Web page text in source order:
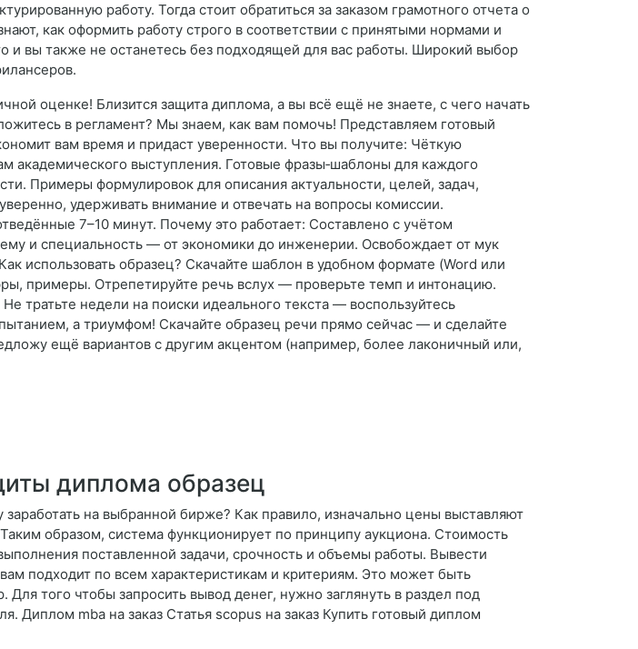
работу. Тогда стоит обратиться за заказом грамотного отчета о
как оформить работу строго в соответствии с принятыми нормами и
и вы также не останетесь без подходящей для вас работы. Широкий выбор
оценке! Близится защита диплома, а вы всё ещё не знаете, с чего начать
в регламент? Мы знаем, как вам помочь! Представляем готовый
вам время и придаст уверенности. Что вы получите: Чёткую
академического выступления. Готовые фразы‑шаблоны для каждого
Примеры формулировок для описания актуальности, целей, задач,
удерживать внимание и отвечать на вопросы комиссии.
7–10 минут. Почему это работает: Составлено с учётом
и специальность — от экономики до инженерии. Освобождает от мук
использовать образец? Скачайте шаблон в удобном формате (Word или
примеры. Отрепетируйте речь вслух — проверьте темп и интонацию.
тратьте недели на поиски идеального текста — воспользуйтесь
а триумфом! Скачайте образец речи прямо сейчас — и сделайте
ещё вариантов с другим акцентом (например, более лаконичный или,
диплома образец
на выбранной бирже? Как правило, изначально цены выставляют
образом, система функционирует по принципу аукциона. Стоимость
поставленной задачи, срочность и объемы работы. Вывести
подходит по всем характеристикам и критериям. Это может быть
того чтобы запросить вывод денег, нужно заглянуть в раздел под
Диплом mba на заказ Статья scopus на заказ Купить готовый диплом